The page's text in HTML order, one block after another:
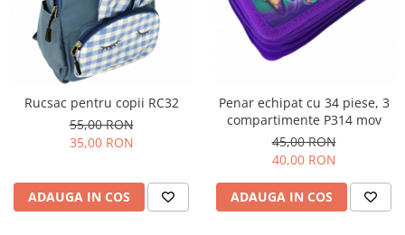
Rucsac pentru copii RC32
55,00 RON
35,00 RON
ADAUGA IN COS
Penar echipat cu 34 piese, 3
compartimente P314 mov
45,00 RON
40,00 RON
ADAUGA IN COS